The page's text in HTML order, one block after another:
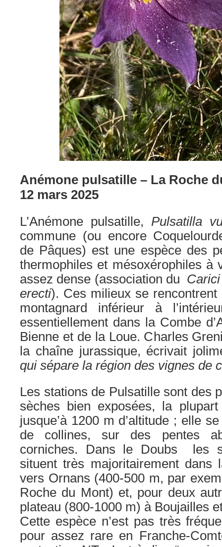
Anémone pulsatille – La Roche
12 mars 2025
L’Anémone pulsatille, Pulsatilla
commune (ou encore
de Pâques) est une espèce des
thermophiles et mésoxérophiles à
assez dense (association du
erecti). Ces milieux se rencontrent
montagnard inférieur à
essentiellement dans la Combe
Bienne et de la Loue. Charles
la chaîne jurassique, écrivait
qui sépare la région des vignes de
Les stations de Pulsatille sont des
sèches bien exposées, la
jusque’à 1200 m d’altitude ; elle
de collines, sur des pentes
corniches. Dans le Doubs les
situent très majoritairement dans
vers Ornans (400-500 m, par
Roche du Mont) et, pour deux
plateau (800-1000 m) à Boujailles
Cette espèce n’est pas très
pour assez rare en Franche-